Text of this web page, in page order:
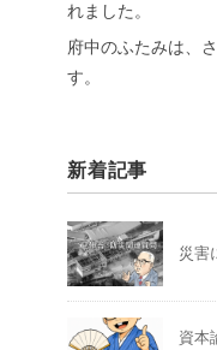
れました。
府中のふたみは、
す。
新着記事
災害
資本